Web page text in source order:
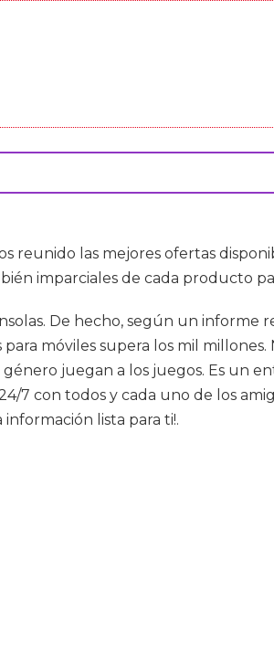
reunido las mejores ofertas
imparciales de cada producto
De hecho, según un informe
móviles supera los mil
juegan a los juegos. Es un
7 con todos y cada uno de los
lista para ti!.